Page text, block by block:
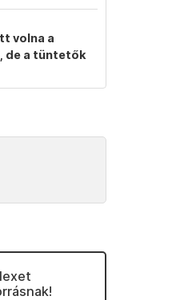
volna a
de a tüntetők